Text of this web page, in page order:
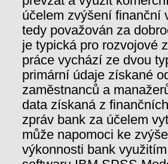
účelem zvýšení finanční
tedy považován za
je typická pro rozvojové
práce vychází ze dvou
primární údaje získané
zaměstnanců a
data získaná z
zpráv bank za účelem
může napomoci ke
výkonnosti bank